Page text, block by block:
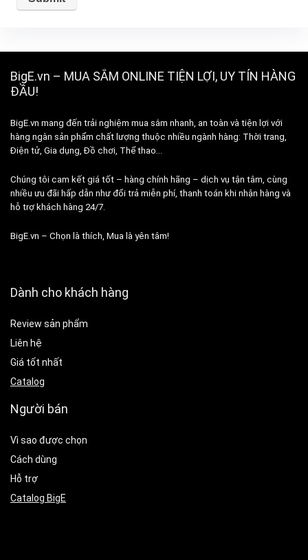
BigE.vn – MUA SẮM ONLINE TIỆN LỢI, UY TÍN HÀNG
ĐẦU!
BigE.vn mang đến trải nghiệm mua sắm nhanh, an toàn và tiện lợi với
hàng ngàn sản phẩm chất lượng thuộc nhiều ngành hàng: Thời trang,
Điện tử, Gia dụng, Đồ chơi, Thể thao…
Chúng tôi cam kết giá tốt – hàng chính hãng – dịch vụ tận tâm, cùng
nhiều ưu đãi hấp dẫn như đổi trả miễn phí, thanh toán khi nhận hàng và
hỗ trợ khách hàng 24/7.
BigE.vn – Chọn là thích, Mua là yên tâm!
Dành cho khách hàng
Review sản phẩm
Liên hệ
Giá tốt nhất
Catalog
Người bán
Vì sao được chọn
Cách dùng
Hỗ trợ
Catalog BigE